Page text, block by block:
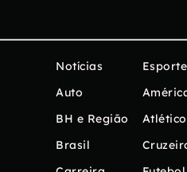
Notícias
Auto
BH e Região
Brasil
Atlético